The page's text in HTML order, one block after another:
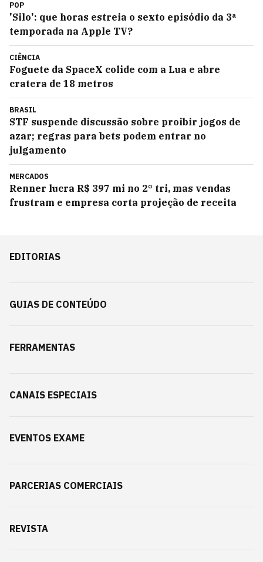
POP
'Silo': que horas estreia o sexto episódio da 3ª
temporada na Apple TV?
CIÊNCIA
Foguete da SpaceX colide com a Lua e abre
cratera de 18 metros
BRASIL
STF suspende discussão sobre proibir jogos de
azar; regras para bets podem entrar no
julgamento
MERCADOS
Renner lucra R$ 397 mi no 2° tri, mas vendas
frustram e empresa corta projeção de receita
EDITORIAS
GUIAS DE CONTEÚDO
FERRAMENTAS
CANAIS ESPECIAIS
EVENTOS EXAME
PARCERIAS COMERCIAIS
REVISTA